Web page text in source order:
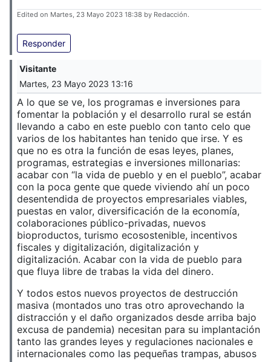
Edited on Martes, 23 Mayo 2023 18:38 by Redacción.
Responder
Visitante
Martes, 23 Mayo 2023 13:16
A lo que se ve, los programas e inversiones para
fomentar la población y el desarrollo rural se están
llevando a cabo en este pueblo con tanto celo que
varios de los habitantes han tenido que irse. Y es
que no es otra la función de esas leyes, planes,
programas, estrategias e inversiones millonarias:
acabar con “la vida de pueblo y en el pueblo”, acabar
con la poca gente que quede viviendo ahí un poco
desentendida de proyectos empresariales viables,
puestas en valor, diversificación de la economía,
colaboraciones público-privadas, nuevos
bioproductos, turismo ecosostenible, incentivos
fiscales y digitalización, digitalización y
digitalización. Acabar con la vida de pueblo para
que fluya libre de trabas la vida del dinero.
Y todos estos nuevos proyectos de destrucción
masiva (montados uno tras otro aprovechando la
distracción y el daño organizados desde arriba bajo
excusa de pandemia) necesitan para su implantación
tanto las grandes leyes y regulaciones nacionales e
internacionales como las pequeñas trampas, abusos